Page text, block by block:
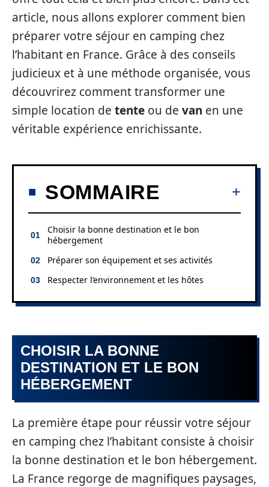
article, nous allons explorer comment bien
préparer votre séjour en camping chez
l’habitant en France. Grâce à des conseils
judicieux et à une méthode organisée, vous
découvrirez comment transformer une
simple location de tente ou de van en une
véritable expérience enrichissante.
SOMMAIRE
Choisir la bonne destination et le bon
hébergement
Préparer son équipement et ses activités
Respecter l’environnement et les hôtes
CHOISIR LA BONNE
DESTINATION ET LE BON
HÉBERGEMENT
La première étape pour réussir votre séjour
en camping chez l’habitant consiste à choisir
la bonne destination et le bon hébergement.
La France regorge de magnifiques paysages,